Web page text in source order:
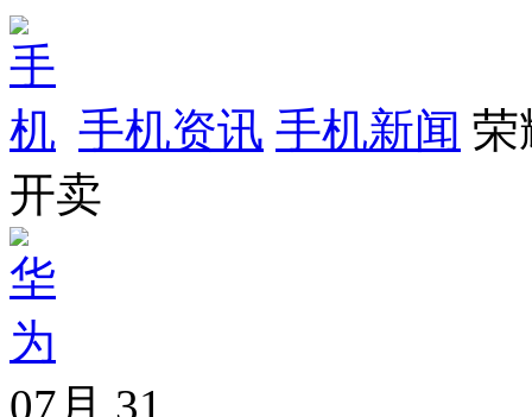
手机资讯 手机新闻 荣
开卖
07月 31